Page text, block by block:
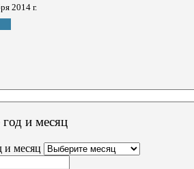
2014 г.
и месяц
и месяц